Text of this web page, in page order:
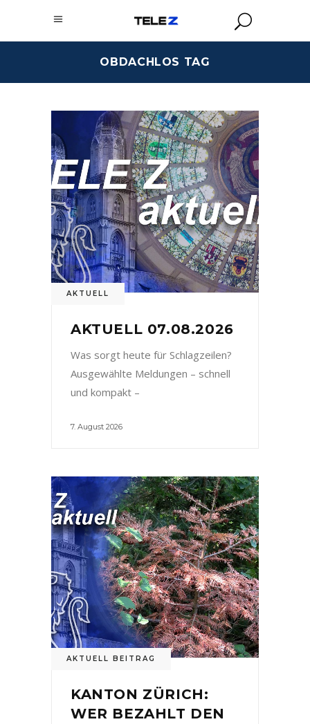
OBDACHLOS TAG
AKTUELL
AKTUELL 07.08.2026
Was sorgt heute für Schlagzeilen?
Ausgewählte Meldungen – schnell
und kompakt –
7. August 2026
AKTUELL BEITRAG
KANTON ZÜRICH:
WER BEZAHLT DEN